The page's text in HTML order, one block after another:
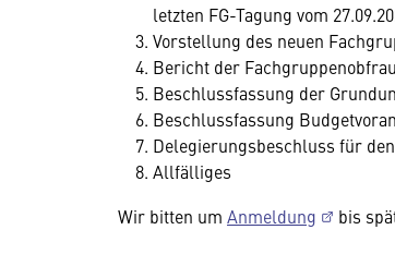
letzten FG-Tagung vom
Vorstellung des neuen
Bericht der
Beschlussfassung der
Beschlussfassung
Delegierungsbeschluss für
Allfälliges
Wir bitten um Anmeldung bis